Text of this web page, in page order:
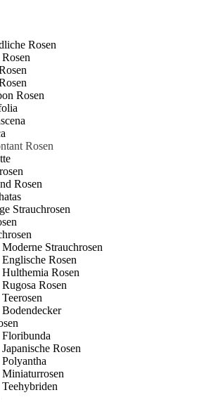
Rosen
Rosen
Rosen
Rosen
Strauchrosen
Moderne Strauchrosen
Englische Rosen
Hulthemia Rosen
Rugosa Rosen
Teerosen
Bodendecker
Floribunda
Japanische Rosen
Polyantha
Miniaturrosen
Teehybriden